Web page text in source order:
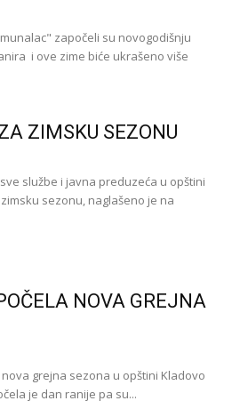
započeli su novogodišnju
i ove zime biće ukrašeno više
ZIMSKU SEZONU
službe i javna preduzeća u opštini
sezonu, naglašeno je na
NOVA GREJNA
grejna sezona u opštini Kladovo
je dan ranije pa su...